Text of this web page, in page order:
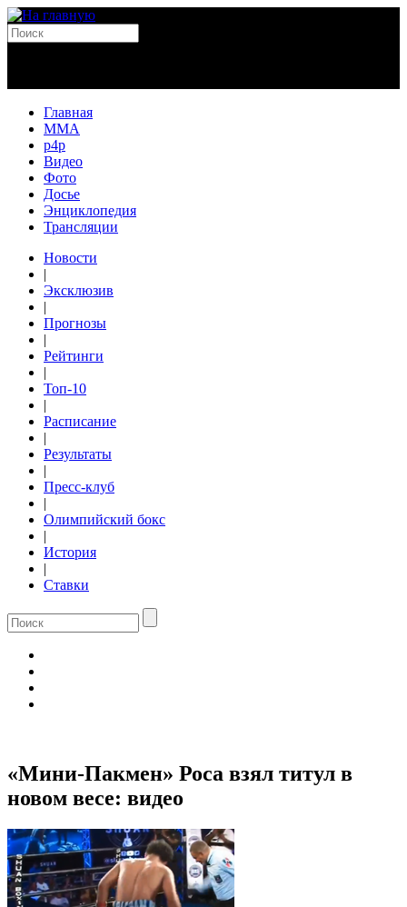
Главная
MMA
p4p
Видео
Фото
Досье
Энциклопедия
Трансляции
Новости
|
Эксклюзив
|
Прогнозы
|
Рейтинги
|
Топ-10
|
Расписание
|
Результаты
|
Пресс-клуб
|
Олимпийский бокс
|
История
|
Ставки
«Мини-Пакмен» Роса взял титул в
новом весе: видео